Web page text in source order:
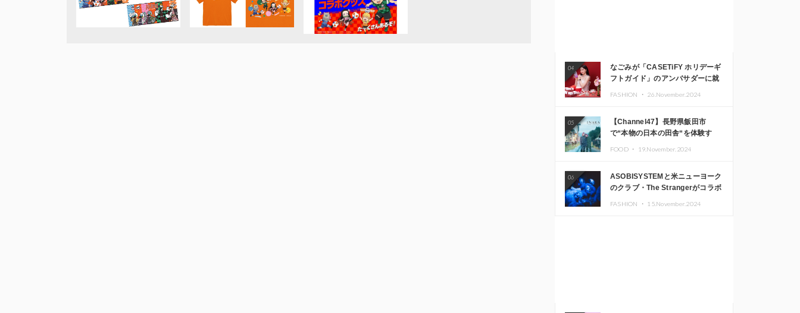
04
なごみが「CASETiFY ホリデーギ
フトガイド」のアンバサダーに就
FASHION ・ 26.November.2024
05
【Channel47】長野県飯田市
で“本物の日本の田舎“を体験す
FOOD ・ 19.November.2024
06
ASOBISYSTEMと米ニューヨーク
のクラブ・The Strangerがコラボ
FASHION ・ 15.November.2024